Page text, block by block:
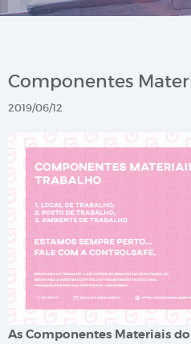
Componentes
2019/06/12
As Componentes Materiais